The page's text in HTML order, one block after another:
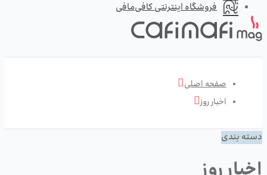
فروشگاه اینترنتی کافی‌مافی
صفحه اصلی
اخبار روز
دسته بندی